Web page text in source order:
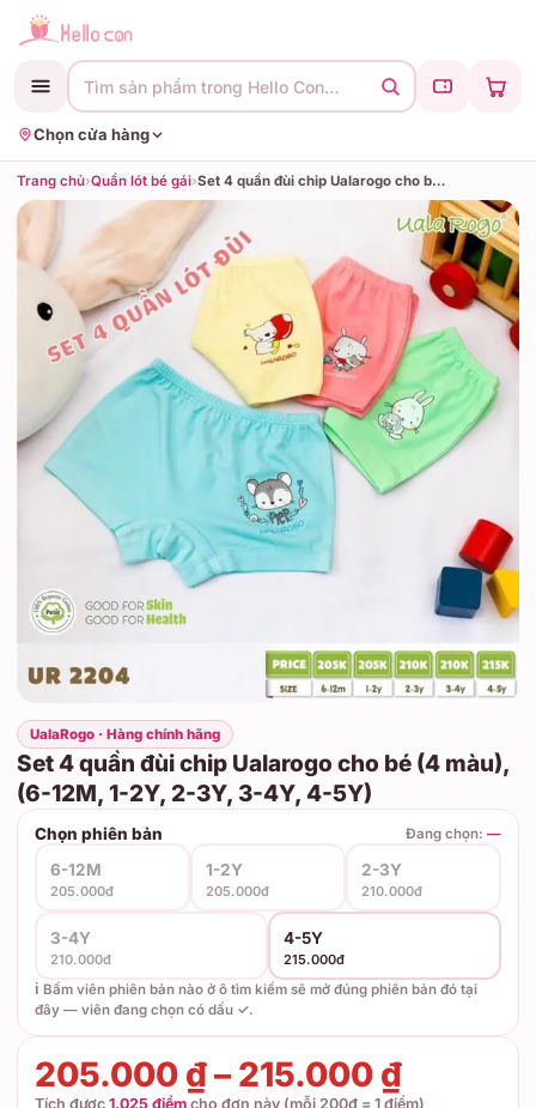
Tìm sản phẩm trong Hello Con…
Chọn cửa hàng
Trang chủ›Quần lót bé gái› Set 4 quần đùi chip Ualarogo cho bé (4 màu), (6-12M, 1-2Y, 2-3Y, 3-4Y, 4-5Y)
UalaRogo · Hàng chính hãng
Set 4 quần đùi chip Ualarogo cho bé (4 màu),
(6-12M, 1-2Y, 2-3Y, 3-4Y, 4-5Y)
Chọn phiên bản Đang chọn: —
6-12M
205.000đ
1-2Y
205.000đ
2-3Y
210.000đ
3-4Y
210.000đ
4-5Y
215.000đ
ℹ️ Bấm viên phiên bản nào ở ô tìm kiếm sẽ mở đúng phiên bản đó tại
đây — viên đang chọn có dấu ✓.
205.000 ₫ – 215.000 ₫
Tích được 1.025 điểm cho đơn này (mỗi 200đ = 1 điểm)